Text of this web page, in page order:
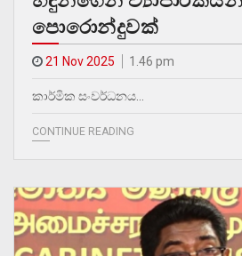
පොරොන්දුවක්
21 Nov 2025 1.46 pm
කාර්මික සංවර්ධනය…
CONTINUE READING